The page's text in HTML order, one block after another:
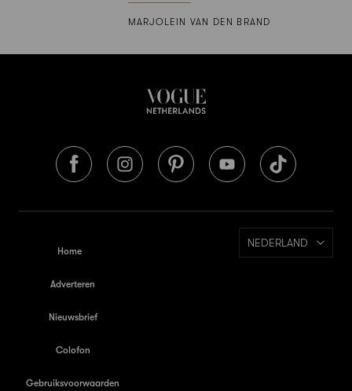
MARJOLEIN VAN DEN BRAND
Home
Adverteren
Nieuwsbrief
Colofon
Gebruiksvoorwaarden
NEDERLAND